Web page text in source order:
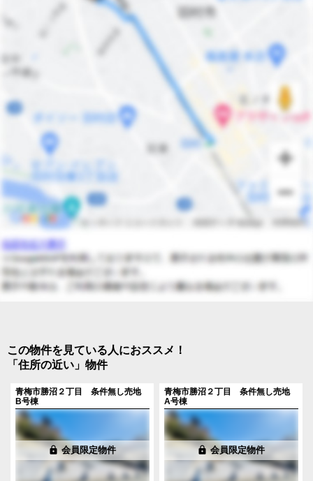
この物件を見ている人におススメ！
「住所の近い」物件
青梅市勝沼２丁目 条件無し売地
B号棟
lock会員限定物件
青梅市勝沼２丁目 条件無し売地
A号棟
lock会員限定物件